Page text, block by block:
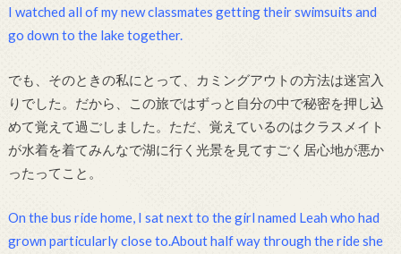
I watched all of my new classmates getting their swimsuits and
go down to the lake together.
でも、そのときの私にとって、カミングアウトの方法は迷宮入
りでした。だから、この旅ではずっと自分の中で秘密を押し込
めて覚えて過ごしました。ただ、覚えているのはクラスメイト
が水着を着てみんなで湖に行く光景を見てすごく居心地が悪か
ったってこと。
On the bus ride home, I sat next to the girl named Leah who had
grown particularly close to.About half way through the ride she